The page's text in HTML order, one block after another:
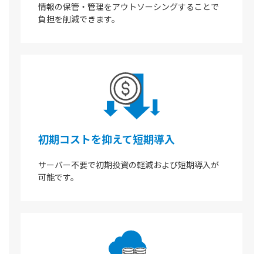
情報の保管・管理をアウトソーシングすることで
負担を削減できます。
初期コストを抑えて短期導入
サーバー不要で初期投資の軽減および短期導入が
可能です。